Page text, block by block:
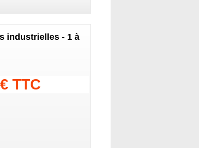
industrielles - 1 à
TTC